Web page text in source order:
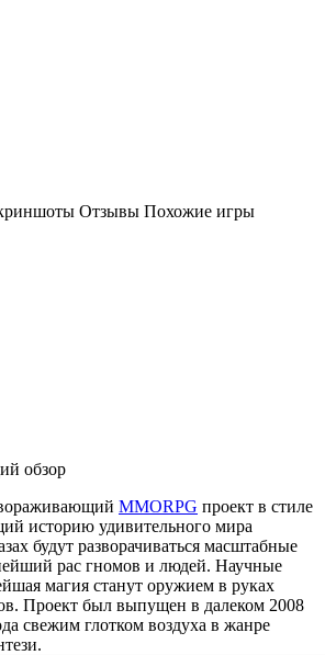
Отзывы Похожие игры
обзор
MMORPG проект в стиле
историю удивительного мира
будут разворачиваться масштабные
рас гномов и людей. Научные
магия станут оружием в руках
Проект был выпущен в далеком 2008
свежим глотком воздуха в жанре